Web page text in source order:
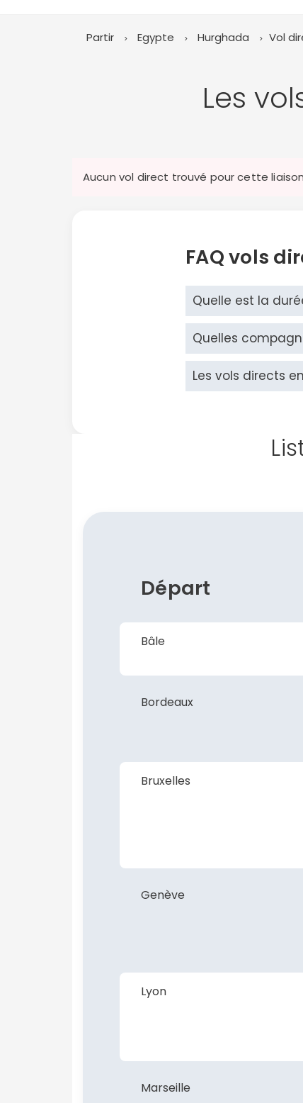
Partir Egypte Hurghada Vol
Les
Aucun vol direct trouvé pour cette
FAQ vols
Quelle est la
Quelles
Les vols directs
Départ
Bâle
Bordeaux
Bruxelles
Genève
Lyon
Marseille